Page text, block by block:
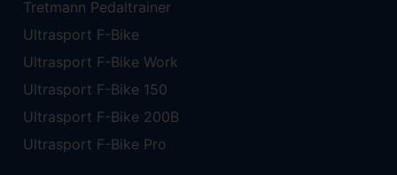
Tretmann Pedaltrainer
Ultrasport F-Bike
Ultrasport F-Bike Work
Ultrasport F-Bike 150
Ultrasport F-Bike 200B
Ultrasport F-Bike Pro